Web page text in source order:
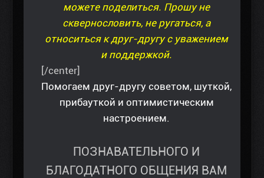
можете поделиться. Прошу не
сквернословить, не ругаться, а
относиться к друг-другу с уважением
и поддержкой.
[/center]
Помогаем друг-другу советом, шуткой,
прибауткой и оптимистическим
настроением.
ПОЗНАВАТЕЛЬНОГО И
БЛАГОДАТНОГО ОБЩЕНИЯ ВАМ